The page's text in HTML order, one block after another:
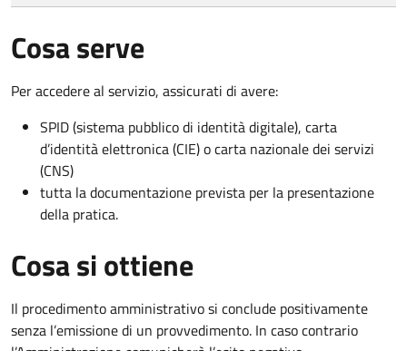
Cosa serve
Per accedere al servizio, assicurati di avere:
SPID (sistema pubblico di identità digitale), carta
d’identità elettronica (CIE) o carta nazionale dei servizi
(CNS)
tutta la documentazione prevista per la presentazione
della pratica.
Cosa si ottiene
Il procedimento amministrativo si conclude positivamente
senza l’emissione di un provvedimento. In caso contrario